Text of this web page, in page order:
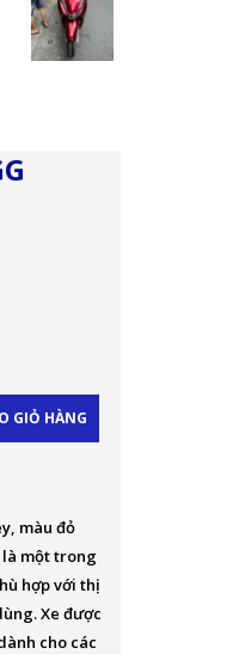
GIỎ HÀNG
màu đỏ
là một trong
hợp với thị
Xe được
cho các